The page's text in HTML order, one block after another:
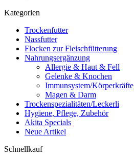
Kategorien
Trockenfutter
Nassfutter
Flocken zur Fleischfütterung
Nahrungsergänzung
Allergie & Haut & Fell
Gelenke & Knochen
Immunsystem/Körperkräfte
Magen & Darm
Trockenspezialitäten/Leckerli
Hygiene, Pflege, Zubehör
Akita Specials
Neue Artikel
Schnellkauf